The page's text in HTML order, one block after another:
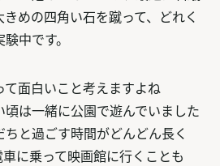
めの四角い石を蹴って、どれく
中です。
て面白いこと考えますよね
頃は一緒に公園で遊んでいました
と過ごす時間がどんどん長く
に乗って映画館に行くことも